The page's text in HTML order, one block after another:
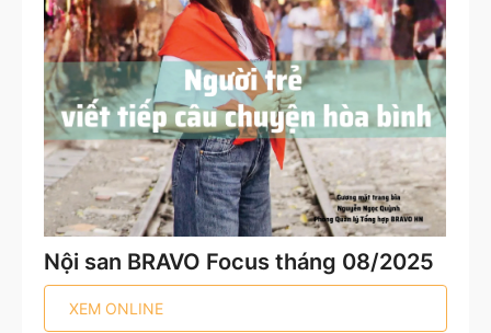
Nội san BRAVO Focus tháng 08/2025
XEM ONLINE